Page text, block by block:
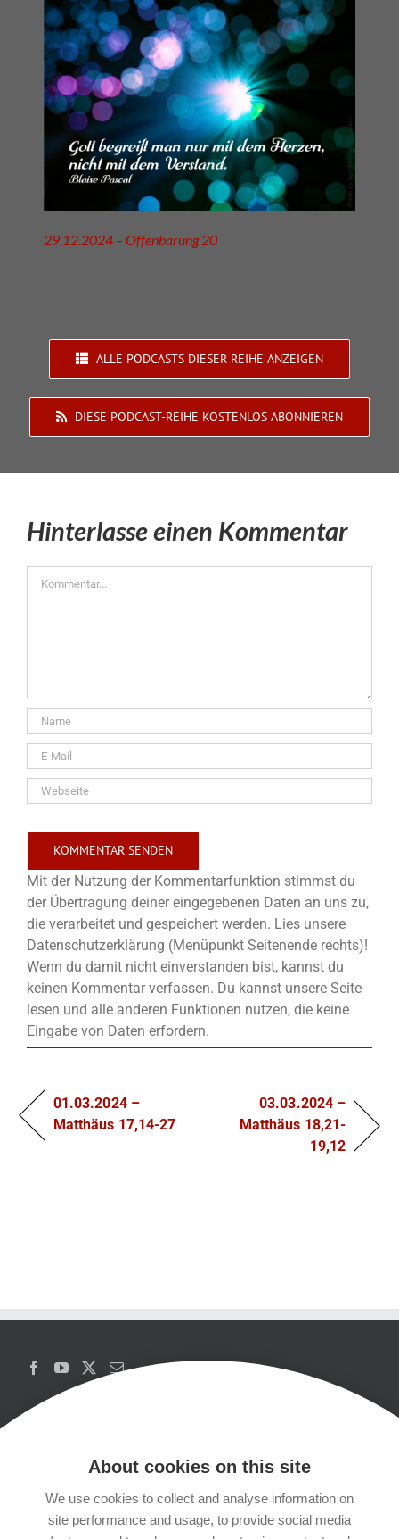
29.12.2024 – Offenbarung 20
ALLE PODCASTS DIESER REIHE ANZEIGEN
DIESE PODCAST-REIHE KOSTENLOS ABONNIEREN
Hinterlasse einen Kommentar
Mit der Nutzung der Kommentarfunktion stimmst du
der Übertragung deiner eingegebenen Daten an uns zu,
die verarbeitet und gespeichert werden. Lies unsere
Datenschutzerklärung (Menüpunkt Seitenende rechts)!
Wenn du damit nicht einverstanden bist, kannst du
keinen Kommentar verfassen. Du kannst unsere Seite
lesen und alle anderen Funktionen nutzen, die keine
Eingabe von Daten erfordern.
01.03.2024 –
Matthäus 17,14-27
03.03.2024 –
Matthäus 18,21-
19,12
Copyrights
About cookies on this site
We use cookies to collect and analyse information on
site performance and usage, to provide social media